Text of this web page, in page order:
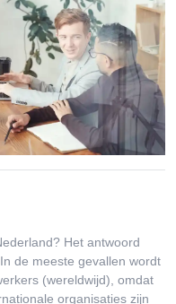
Het antwoord
de meeste gevallen wordt
(wereldwijd), omdat
organisaties zijn